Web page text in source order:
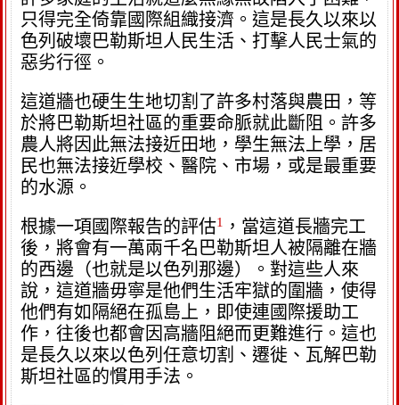
只得完全倚靠國際組織接濟。這是長久以來以
色列破壞巴勒斯坦人民生活、打擊人民士氣的
惡劣行徑。
這道牆也硬生生地切割了許多村落與農田，等
於將巴勒斯坦社區的重要命脈就此斷阻。許多
農人將因此無法接近田地，學生無法上學，居
民也無法接近學校、醫院、市場，或是最重要
的水源。
根據一項國際報告的評估1
，當這道長牆完工
後，將會有一萬兩千名巴勒斯坦人被隔離在牆
的西邊（也就是以色列那邊）。對這些人來
說，這道牆毋寧是他們生活牢獄的圍牆，使得
他們有如隔絕在孤島上，即使連國際援助工
作，往後也都會因高牆阻絕而更難進行。這也
是長久以來以色列任意切割、遷徙、瓦解巴勒
斯坦社區的慣用手法。